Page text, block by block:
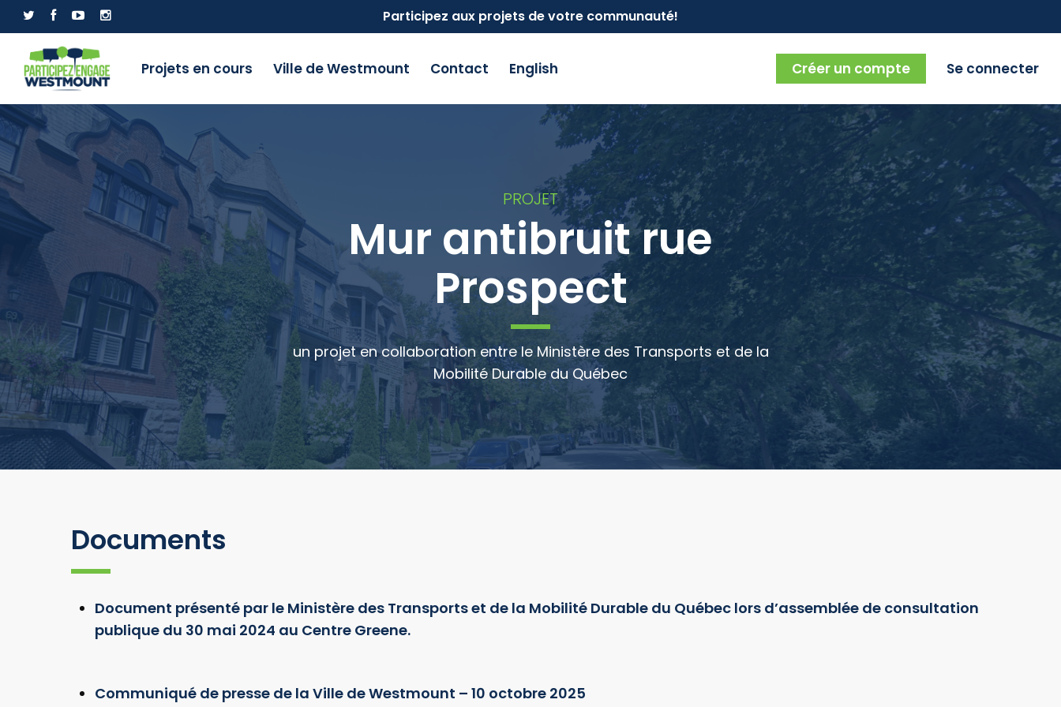
Participez aux projets de votre communauté!
Projets en cours Ville de Westmount Contact English Créer un compte Se connecter
PROJET
Mur antibruit rue
Prospect
un projet en collaboration entre le Ministère des Transports et de la
Mobilité Durable du Québec
Documents
Document présenté par le Ministère des Transports et de la Mobilité Durable du Québec lors d’assemblée de consultation
publique du 30 mai 2024 au Centre Greene.
Communiqué de presse de la Ville de Westmount – 10 octobre 2025